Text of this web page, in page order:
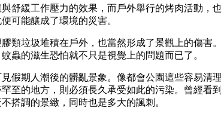
緩工作壓力的效果，而戶外舉行的烤肉活動，也
可能釀成了環境的災害。
垃圾堆積在戶外，也當然形成了景觀上的傷害
蟲的滋生恐怕就不只是視覺上的問題而已了。
期人潮後的髒亂景象。像都會公園這些容易清
至的地方，則必須長久承受如此的污染。曾經看
搭調的景緻，同時也是多大的諷刺。